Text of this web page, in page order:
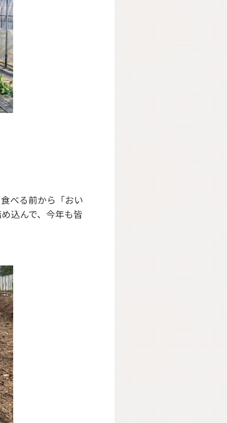
べる前から「おい
込んで、今年も皆